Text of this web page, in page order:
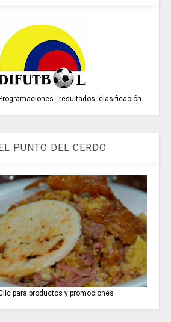
Programaciones - resultados -clasificación
EL PUNTO DEL CERDO
para productos y promociones